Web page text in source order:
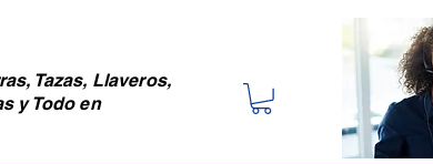
Tazas, Llaveros,
y Todo en